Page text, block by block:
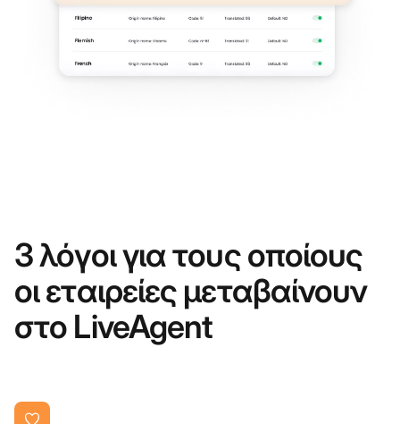
3 λόγοι για τους οποίους
οι εταιρείες μεταβαίνουν
στο LiveAgent